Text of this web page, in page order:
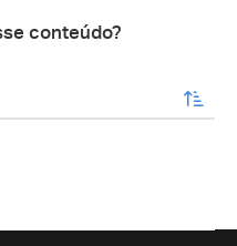
conteúdo?
enviar